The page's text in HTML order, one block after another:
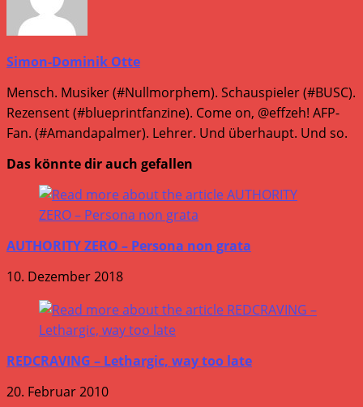
Simon-Dominik Otte
Mensch. Musiker (#Nullmorphem). Schauspieler (#BUSC).
Rezensent (#blueprintfanzine). Come on, @effzeh! AFP-
Fan. (#Amandapalmer). Lehrer. Und überhaupt. Und so.
Das könnte dir auch gefallen
AUTHORITY ZERO – Persona non grata
10. Dezember 2018
REDCRAVING – Lethargic, way too late
20. Februar 2010